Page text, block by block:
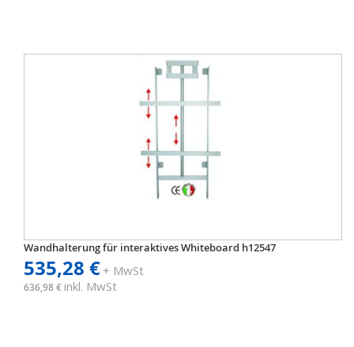
Wandhalterung für interaktives Whiteboard h12547
535,28 €+ MwSt
636,98 € inkl. MwSt